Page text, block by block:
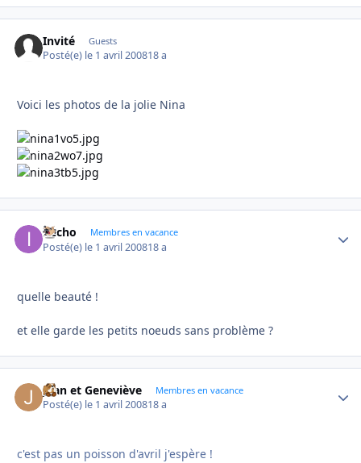
Invité Guests
Posté(e) le 1 avril 200818 a
Voici les photos de la jolie Nina
ifecho Membres en vacance
Posté(e) le 1 avril 200818 a
quelle beauté !
et elle garde les petits noeuds sans problème ?
Jean et Geneviève Membres en vacance
Posté(e) le 1 avril 200818 a
c'est pas un poisson d'avril j'espère !